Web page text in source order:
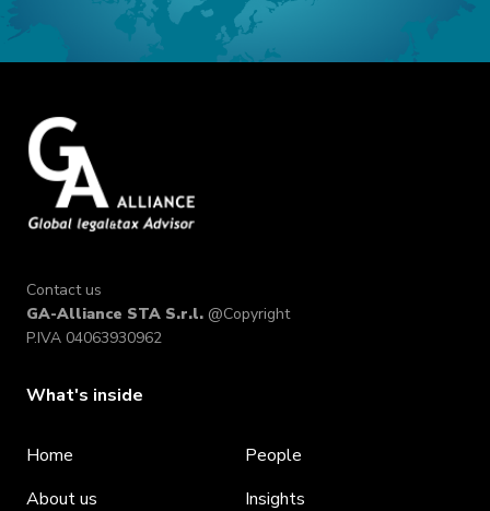
Contact us
GA-Alliance STA S.r.l. @Copyright
P.IVA 04063930962
What's inside
Home
About us
People
Insights